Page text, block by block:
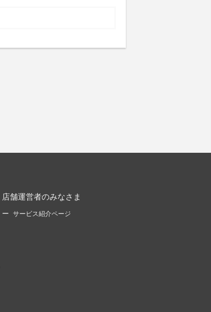
店舗運営者のみなさま
サービス紹介ページ